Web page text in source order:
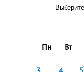
Пн
Вт
3
4 5